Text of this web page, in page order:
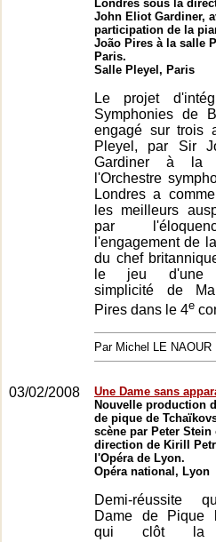
Londres sous la
John Eliot Gardiner,
participation de la
João Pires à la salle
Paris.
Salle Pleyel, Paris
Le projet
Symphonies de
engagé sur trois
Pleyel, par Sir
Gardiner à la
l'Orchestre
Londres a
les meilleurs
par
l'engagement de
du chef
le jeu d'une
simplicité de
Pires dans le 4e
Par Michel LE NAOUR
03/02/2008
Une Dame sans
Nouvelle production
de pique de
scène par Peter Stein
direction de Kirill
l'Opéra de Lyon.
Opéra national, Lyon
Demi-réussite
Dame de Pique
qui clôt la